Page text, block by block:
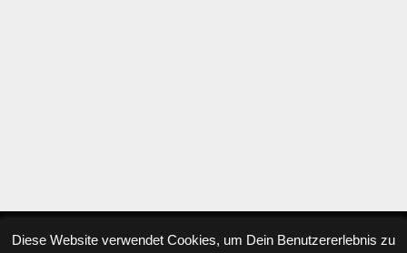
Diese Website verwendet Cookies, um Dein Benutzererlebnis zu